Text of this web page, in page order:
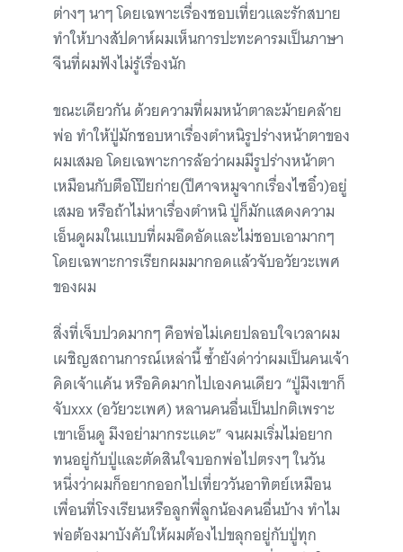
ต่างๆ นาๆ โดยเฉพาะเรื่องชอบเที่ยวและรักสบาย
ทำให้บางสัปดาห์ผมเห็นการปะทะคารมเป็นภาษา
จีนที่ผมฟังไม่รู้เรื่องนัก
ขณะเดียวกัน ด้วยความที่ผมหน้าตาละม้ายคล้าย
พ่อ ทำให้ปู่มักชอบหาเรื่องตำหนิรูปร่างหน้าตาของ
ผมเสมอ โดยเฉพาะการล้อว่าผมมีรูปร่างหน้าตา
เหมือนกับตือโป๊ยก่าย(ปีศาจหมูจากเรื่องไซอิ๋ว)อยู่
เสมอ หรือถ้าไม่หาเรื่องตำหนิ ปู่ก็มักแสดงความ
เอ็นดูผมในแบบที่ผมอึดอัดและไม่ชอบเอามากๆ
โดยเฉพาะการเรียกผมมากอดแล้วจับอวัยวะเพศ
ของผม
สิ่งที่เจ็บปวดมากๆ คือพ่อไม่เคยปลอบใจเวลาผม
เผชิญสถานการณ์เหล่านี้ ซ้ำยังด่าว่าผมเป็นคนเจ้า
คิดเจ้าแค้น หรือคิดมากไปเองคนเดียว “ปู่มึงเขาก็
จับxxx (อวัยวะเพศ) หลานคนอื่นเป็นปกติเพราะ
เขาเอ็นดู มึงอย่ามากระแดะ” จนผมเริ่มไม่อยาก
ทนอยู่กับปู่และตัดสินใจบอกพ่อไปตรงๆ ในวัน
หนึ่งว่าผมก็อยากออกไปเที่ยววันอาทิตย์เหมือน
เพื่อนที่โรงเรียนหรือลูกพี่ลูกน้องคนอื่นบ้าง ทำไม
พ่อต้องมาบังคับให้ผมต้องไปขลุกอยู่กับปู่ทุก